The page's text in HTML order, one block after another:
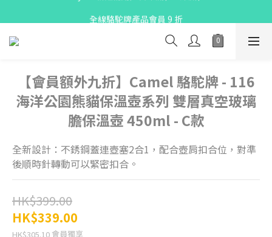
全線駱駝牌產品會員 9 折
購物折實滿$300可享免運費
【會員額外九折】Camel 駱駝牌 - 116
海洋公園熊貓保溫壺系列 雙層真空玻璃
膽保溫壺 450ml - C款
全新設計：不銹鋼蓋連壺塞2合1，配合壺肩扣合位，對準
後順時針轉動可以緊密扣合。
HK$399.00
HK$339.00
HK$305.10 會員獨享